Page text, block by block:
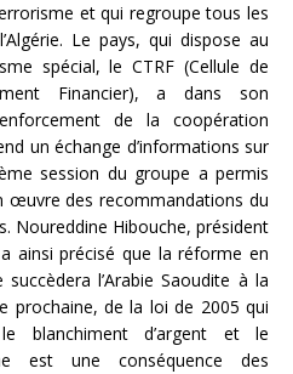
et qui regroupe tous les
Le pays, qui dispose au
spécial, le CTRF (Cellule de
Financier), a dans son
de la coopération
un échange d’informations sur
session du groupe a permis
œuvre des recommandations du
Noureddine Hibouche, président
ainsi précisé que la réforme en
l’Arabie Saoudite à la
prochaine, de la loi de 2005 qui
blanchiment d’argent et le
est une conséquence des